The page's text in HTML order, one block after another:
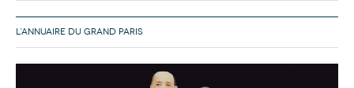
L’ANNUAIRE DU GRAND PARIS